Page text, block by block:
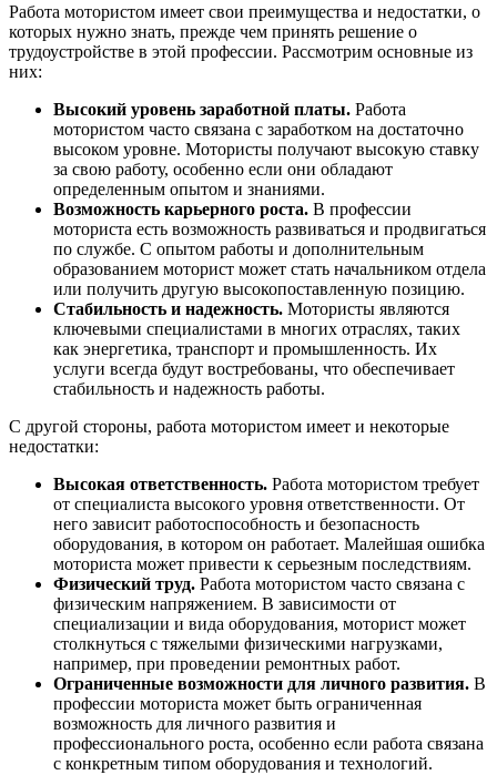
Работа мотористом имеет свои преимущества и недостатки, о
которых нужно знать, прежде чем принять решение о
трудоустройстве в этой профессии. Рассмотрим основные из
них:
Высокий уровень заработной платы. Работа
мотористом часто связана с заработком на достаточно
высоком уровне. Мотористы получают высокую ставку
за свою работу, особенно если они обладают
определенным опытом и знаниями.
Возможность карьерного роста. В профессии
моториста есть возможность развиваться и продвигаться
по службе. С опытом работы и дополнительным
образованием моторист может стать начальником отдела
или получить другую высокопоставленную позицию.
Стабильность и надежность. Мотористы являются
ключевыми специалистами в многих отраслях, таких
как энергетика, транспорт и промышленность. Их
услуги всегда будут востребованы, что обеспечивает
стабильность и надежность работы.
С другой стороны, работа мотористом имеет и некоторые
недостатки:
Высокая ответственность. Работа мотористом требует
от специалиста высокого уровня ответственности. От
него зависит работоспособность и безопасность
оборудования, в котором он работает. Малейшая ошибка
моториста может привести к серьезным последствиям.
Физический труд. Работа мотористом часто связана с
физическим напряжением. В зависимости от
специализации и вида оборудования, моторист может
столкнуться с тяжелыми физическими нагрузками,
например, при проведении ремонтных работ.
Ограниченные возможности для личного развития. В
профессии моториста может быть ограниченная
возможность для личного развития и
профессионального роста, особенно если работа связана
с конкретным типом оборудования и технологий.